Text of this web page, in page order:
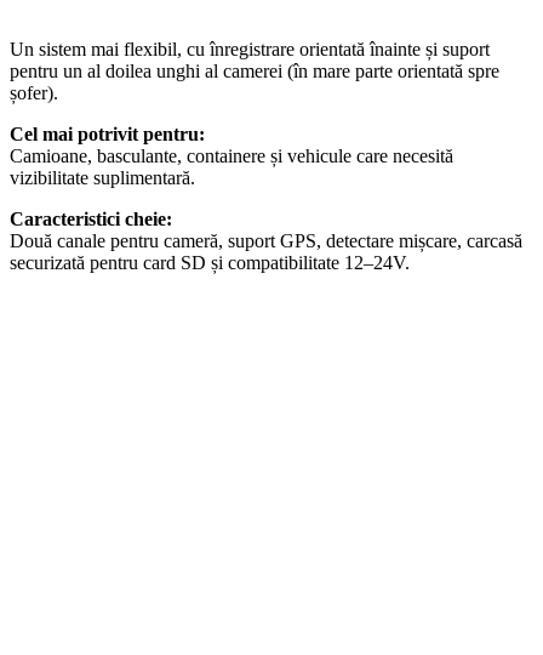
Un sistem mai flexibil, cu înregistrare orientată înainte și suport
pentru un al doilea unghi al camerei (în mare parte orientată spre
șofer).
Cel mai potrivit pentru:
Camioane, basculante, containere și vehicule care necesită
vizibilitate suplimentară.
Caracteristici cheie:
Două canale pentru cameră, suport GPS, detectare mișcare, carcasă
securizată pentru card SD și compatibilitate 12–24V.